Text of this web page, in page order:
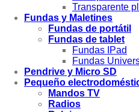
Transparente
Fundas y Maletines
Fundas de portátil
Fundas de tablet
Fundas IPad
Fundas
Pendrive y Micro SD
Pequeño
Mandos TV
Radios